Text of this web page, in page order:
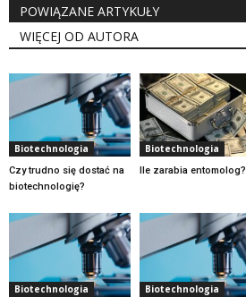
POWIĄZANE ARTYKUŁY
WIĘCEJ OD AUTORA
Biotechnologia
Czy trudno się dostać na
biotechnologię?
Biotechnologia
Ile zarabia entomolog?
Biotechnologia Biotechnologia